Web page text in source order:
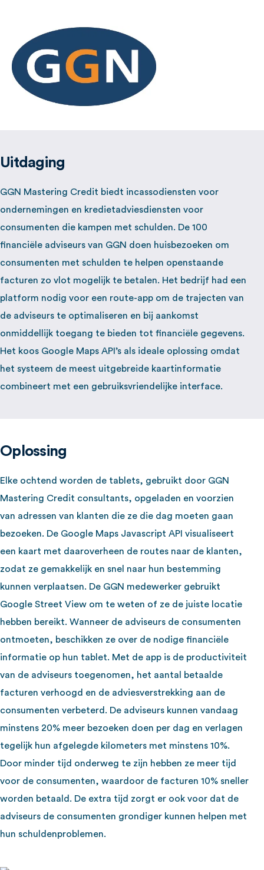
Uitdaging
GGN Mastering Credit biedt incassodiensten voor
ondernemingen en kredietadviesdiensten voor
consumenten die kampen met schulden. De 100
financiële adviseurs van GGN doen huisbezoeken om
consumenten met schulden te helpen openstaande
facturen zo vlot mogelijk te betalen. Het bedrijf had een
platform nodig voor een route-app om de trajecten van
de adviseurs te optimaliseren en bij aankomst
onmiddellijk toegang te bieden tot financiële gegevens.
Het koos Google Maps API’s als ideale oplossing omdat
het systeem de meest uitgebreide kaartinformatie
combineert met een gebruiksvriendelijke interface.
Oplossing
Elke ochtend worden de tablets, gebruikt door GGN
Mastering Credit consultants, opgeladen en voorzien
van adressen van klanten die ze die dag moeten gaan
bezoeken. De Google Maps Javascript API visualiseert
een kaart met daaroverheen de routes naar de klanten,
zodat ze gemakkelijk en snel naar hun bestemming
kunnen verplaatsen. De GGN medewerker gebruikt
Google Street View om te weten of ze de juiste locatie
hebben bereikt. Wanneer de adviseurs de consumenten
ontmoeten, beschikken ze over de nodige financiële
informatie op hun tablet. Met de app is de productiviteit
van de adviseurs toegenomen, het aantal betaalde
facturen verhoogd en de adviesverstrekking aan de
consumenten verbeterd. De adviseurs kunnen vandaag
minstens 20% meer bezoeken doen per dag en verlagen
tegelijk hun afgelegde kilometers met minstens 10%.
Door minder tijd onderweg te zijn hebben ze meer tijd
voor de consumenten, waardoor de facturen 10% sneller
worden betaald. De extra tijd zorgt er ook voor dat de
adviseurs de consumenten grondiger kunnen helpen met
hun schuldenproblemen.